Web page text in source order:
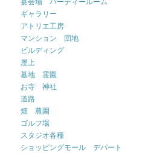
宴会場 パーティールーム
ギャラリー
アトリエ工房
マンション 団地
ビルディング
屋上
墓地 霊園
お寺 神社
道路
畑 農園
ゴルフ場
スタジオ各種
ショッピングモール デパート